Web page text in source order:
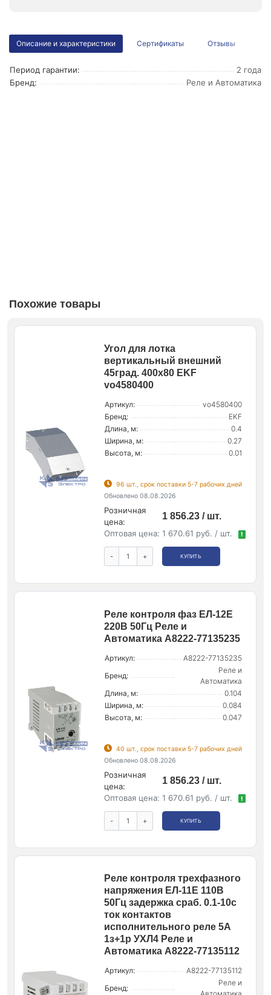
Описание и характеристики Сертификаты Отзывы
Период гарантии:
2 года
Бренд:
Реле и Автоматика
Похожие товары
Угол для лотка
вертикальный внешний
45град. 400х80 EKF
vo4580400
Артикул:
vo4580400
Бренд:
EKF
Длина, м:
0.4
Ширина, м:
0.27
Высота, м:
0.01
96 шт., срок поставки 5-7 рабочих дней
Обновлено 08.08.2026
Розничная
цена:
1 856.23 / шт.
Оптовая цена: 1 670.61 руб. / шт. !
- + КУПИТЬ
Реле контроля фаз ЕЛ-12Е
220В 50Гц Реле и
Автоматика A8222-77135235
Артикул:
A8222-77135235
Бренд:
Реле и
Автоматика
Длина, м:
0.104
Ширина, м:
0.084
Высота, м:
0.047
40 шт., срок поставки 5-7 рабочих дней
Обновлено 08.08.2026
Розничная
цена:
1 856.23 / шт.
Оптовая цена: 1 670.61 руб. / шт. !
- + КУПИТЬ
Реле контроля трехфазного
напряжения ЕЛ-11Е 110В
50Гц задержка сраб. 0.1-10с
ток контактов
исполнительного реле 5А
1з+1р УХЛ4 Реле и
Автоматика A8222-77135112
Артикул:
A8222-77135112
Бренд:
Реле и